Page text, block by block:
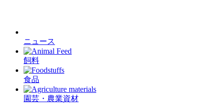
ニュース
飼料
食品
園芸・農業資材